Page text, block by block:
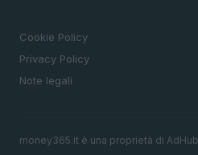
Cookie Policy
Privacy Policy
Note legali
money365.it è una proprietà di